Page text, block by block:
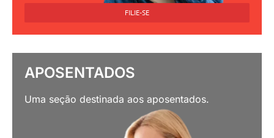
FILIE-SE
APOSENTADOS
Uma seção destinada aos aposentados.